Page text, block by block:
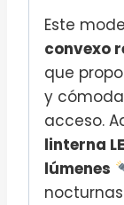
Este
convexo
que
y
acceso.
linterna
lúmenes
nocturnas